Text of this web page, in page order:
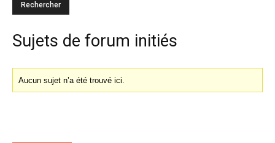
Sujets de forum initiés
Aucun sujet n’a été trouvé ici.